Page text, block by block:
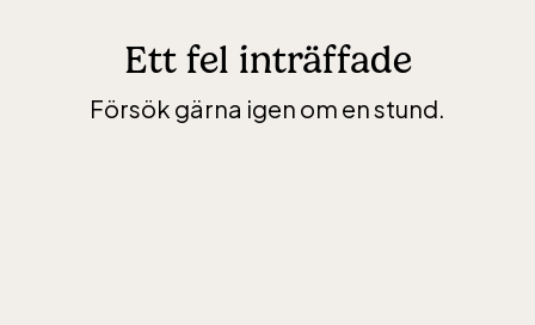
Ett fel inträffade
Försök gärna igen om en stund.